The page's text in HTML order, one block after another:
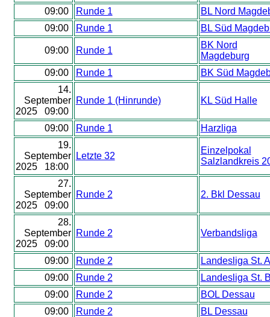
09:00
Runde 1
BL Nord
09:00
Runde 1 BL Süd
09:00 Runde 1
BK Nord
Magdeburg
09:00
Runde 1
BK Süd
14.
September
2025 09:00
Runde 1 (Hinrunde) KL Süd Halle
09:00 Runde 1
Harzliga
19.
September
2025 18:00
Letzte 32
Einzelpokal
Salzlandkreis
27.
September
2025 09:00
Runde 2 2. Bkl Dessau
28.
September
2025 09:00
Runde 2 Verbandsliga
09:00 Runde 2
Landesliga St. A
09:00
Runde 2
Landesliga St.
09:00
Runde 2
BOL Dessau
09:00
Runde 2
BL Dessau